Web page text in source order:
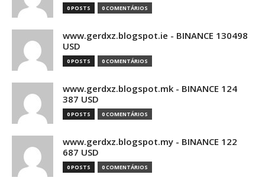
0 POSTS 0 COMENTÁRIOS
www.gerdxz.blogspot.ie - BINANCE 130498
USD
0 POSTS 0 COMENTÁRIOS
www.gerdxz.blogspot.mk - BINANCE 124
387 USD
0 POSTS 0 COMENTÁRIOS
www.gerdxz.blogspot.my - BINANCE 122
687 USD
0 POSTS 0 COMENTÁRIOS